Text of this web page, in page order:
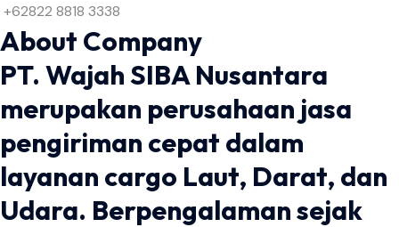
+62822 8818 3338
About Company
PT. Wajah SIBA Nusantara
merupakan perusahaan jasa
pengiriman cepat dalam
layanan cargo Laut, Darat, dan
Udara. Berpengalaman sejak